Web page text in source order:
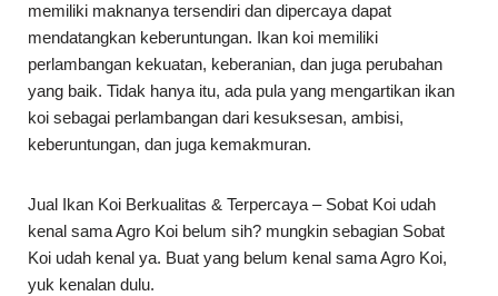
mem­­iliki maknanya tersendiri dan dipercaya dapat
mendatangkan keberuntungan. Ikan koi memiliki
perlambangan kekuatan, keberanian, dan juga perubahan
yang baik. Tidak hanya itu, ada pula yang mengartikan ikan
koi sebagai perlambangan dari kesuksesan, ambisi,
keberuntungan, dan juga kemakmuran.
Jual Ikan Koi Berkualitas & Terpercaya – Sobat Koi udah
kenal sama Agro Koi belum sih? mungkin sebagian Sobat
Koi udah kenal ya. Buat yang belum kenal sama Agro Koi,
yuk kenalan dulu.